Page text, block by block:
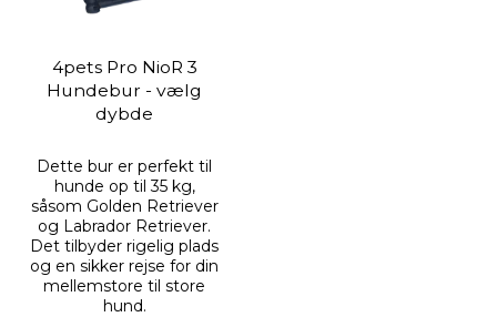
4pets Pro NioR 3
Hundebur - vælg
dybde
Dette bur er perfekt til
hunde op til 35 kg,
såsom Golden Retriever
og Labrador Retriever.
Det tilbyder rigelig plads
og en sikker rejse for din
mellemstore til store
hund.